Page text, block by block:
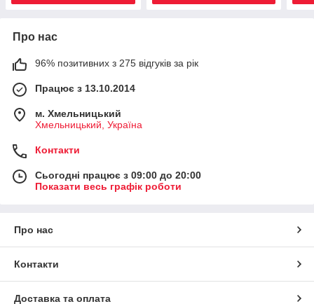
Про нас
96% позитивних з 275 відгуків за рік
Працює з 13.10.2014
м. Хмельницький
Хмельницький, Україна
Контакти
Сьогодні працює з 09:00 до 20:00
Показати весь графік роботи
Про нас
Контакти
Доставка та оплата